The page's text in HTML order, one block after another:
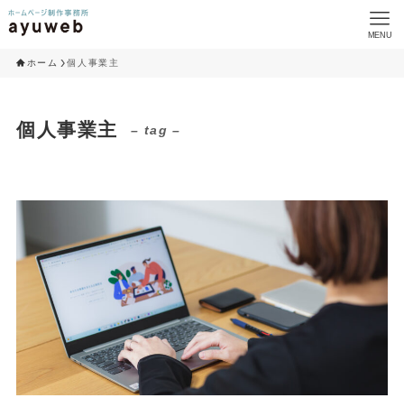
MENU
ホーム 個人事業主
個人事業主 – tag –